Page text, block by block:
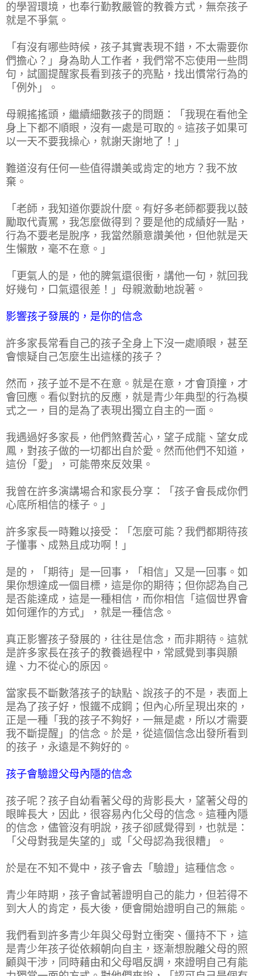
的學習環境，也奉行勤教嚴管的教養方式，無奈孩子
就是不爭氣。
「有沒有哪些時候，孩子其實表現不錯，不太需要你
們擔心？」身為助人工作者，我們常不忘使用一些問
句，試圖提醒家長看到孩子的亮點，找出慣常行為的
「例外」。
母親搖搖頭，繼續細數孩子的問題：「我現在看他全
身上下都不順眼，沒有一處是可取的。這孩子如果可
以一天不要我操心，就謝天謝地了！」
難道沒有任何一些值得讚美或肯定的地方？我不放
棄。
「老師，我知道你要說什麼。有好多老師都要我以鼓
勵取代責罵，我怎麼做得到？要是他的成績好一點，
行為不要老是脫序，我當然願意讚美他，但他就是天
生懶散，毫不在意。」
「更氣人的是，他的脾氣還很衝，講他一句，就回我
好幾句，口氣還很差！」母親激動地說著。
影響孩子發展的，是你的信念
許多家長常看自己的孩子全身上下沒一處順眼，甚至
會懷疑自己怎麼生出這樣的孩子？
然而，孩子並不是不在意。就是在意，才會頂撞，才
會回應。看似對抗的反應，就是青少年典型的行為模
式之一，目的是為了表現出獨立自主的一面。
我遇過好多家長，他們煞費苦心，望子成龍、望女成
鳳，對孩子做的一切都出自於愛。然而他們不知道，
這份「愛」，可能帶來反效果。
我曾在許多演講場合和家長分享：「孩子會長成你們
心底所相信的樣子。」
許多家長一時難以接受：「怎麼可能？我們都期待孩
子懂事、成熟且成功啊！」
是的，「期待」是一回事，「相信」又是一回事。如
果你想達成一個目標，這是你的期待；但你認為自己
是否能達成，這是一種相信，而你相信「這個世界會
如何運作的方式」，就是一種信念。
真正影響孩子發展的，往往是信念，而非期待。這就
是許多家長在孩子的教養過程中，常感覺到事與願
違、力不從心的原因。
當家長不斷數落孩子的缺點、說孩子的不是，表面上
是為了孩子好，恨鐵不成鋼；但內心所呈現出來的，
正是一種「我的孩子不夠好，一無是處，所以才需要
我不斷提醒」的信念。於是，從這個信念出發所看到
的孩子，永遠是不夠好的。
孩子會驗證父母內隱的信念
孩子呢？孩子自幼看著父母的背影長大，望著父母的
眼眸長大，因此，很容易內化父母的信念。這種內隱
的信念，儘管沒有明說，孩子卻感覺得到，也就是：
「父母對我是失望的」或「父母認為我很糟」。
於是在不知不覺中，孩子會去「驗證」這種信念。
青少年時期，孩子會試著證明自己的能力，但若得不
到大人的肯定，長大後，便會開始證明自己的無能。
我們看到許多青少年與父母對立衝突、僵持不下，這
是青少年孩子從依賴朝向自主，逐漸想脫離父母的照
顧與干涉，同時藉由和父母唱反調，來證明自己有能